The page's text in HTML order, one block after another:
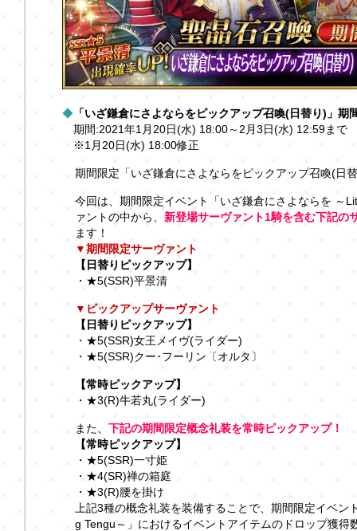
◆ 「いざ鎌倉にさよならをピックアップ召喚(日替り)」期
期間:2021年1月20日(水) 18:00～2月3日(水) 12:59まで
※1月20日(水) 18:00修正
期間限定「いざ鎌倉にさよならをピックアップ召喚(日
今回は、期間限定イベント「いざ鎌倉にさよならを ～
ァントの中から、 新登場サーヴァント1騎を含む下記の
ます！
▼期間限定サーヴァント
【日替りピックアップ】
・★5(SSR)平景清
▼ピックアップサーヴァント
【日替りピックアップ】
・★5(SSR)女王メイヴ(ライダー)
・★5(SSR)クー･フーリン〔オルタ〕
【常時ピックアップ】
・★3(R)牛若丸(ライダー)
また、 下記の期間限定概念礼装を常時ピックアップ！
【常時ピックアップ】
・★5(SSR)一寸姫
・★4(SR)禅の箱庭
・★3(R)腰を掛け
上記3種の概念礼装を装備することで、期間限定イベ
g Tengu～」におけるイベントアイテムのドロップ獲得